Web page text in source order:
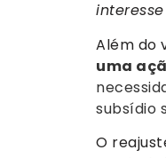
Além do
uma
subsídio
O